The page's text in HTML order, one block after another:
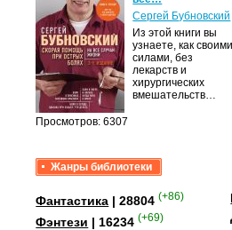
Просмотров: 6307
Сергей Бубновский
Из этой книги вы
узнаете, как своими
силами, без
лекарств и
хирургических
вмешательств…
Жанры библиотеки
Фантастика | 28804 (+86)
Фэнтези | 16234 (+69)